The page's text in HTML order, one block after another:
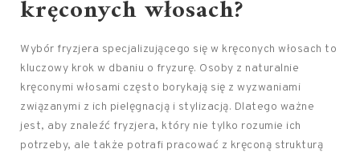
kręconych włosach?
Wybór fryzjera specjalizującego się w kręconych włosach to
kluczowy krok w dbaniu o fryzurę. Osoby z naturalnie
kręconymi włosami często borykają się z wyzwaniami
związanymi z ich pielęgnacją i stylizacją. Dlatego ważne
jest, aby znaleźć fryzjera, który nie tylko rozumie ich
potrzeby, ale także potrafi pracować z kręconą strukturą